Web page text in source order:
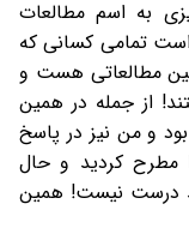
به اسم مطالعات
است تمامی کسانی که
مطالعاتی هست و
از جمله در همین
و من نیز در پاسخ
مطرح کردید و حال
درست نیست! همین